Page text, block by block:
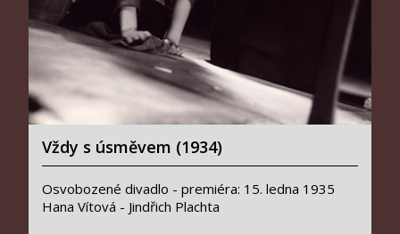
Vždy s úsměvem (1934)
Osvobozené divadlo - premiéra: 15. ledna 1935
Hana Vítová - Jindřich Plachta